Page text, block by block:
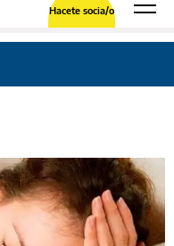
Hacete socia/o